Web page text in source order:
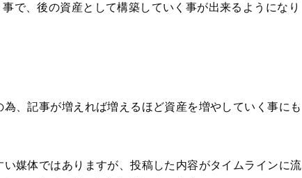
で、後の資産として構築していく事が出来るようになり
、記事が増えれば増えるほど資産を増やしていく事にも
媒体ではありますが、投稿した内容がタイムラインに流